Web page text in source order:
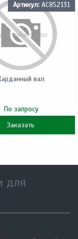
Артикул: AC852131
вал
По запросу
Заказать
для